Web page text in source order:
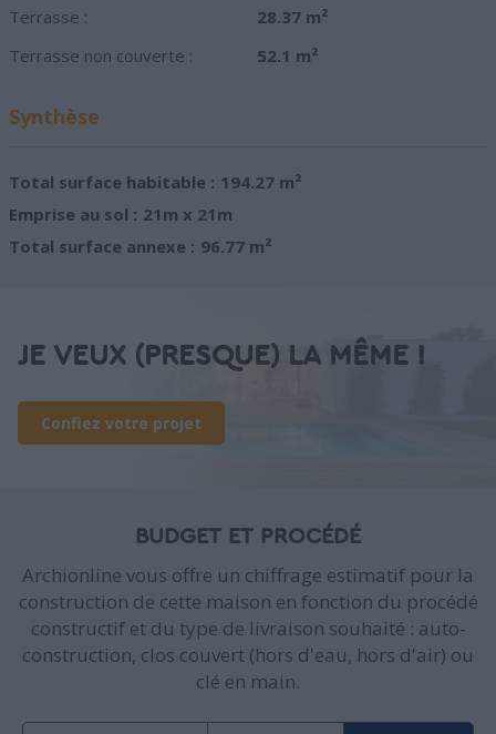
Terrasse :
28.37 m²
Terrasse non couverte :
52.1 m²
Synthèse
Total surface habitable : 194.27 m²
Emprise au sol : 21m x 21m
Total surface annexe : 96.77 m²
JE VEUX (PRESQUE) LA MÊME !
Confiez votre projet
BUDGET ET PROCÉDÉ
Archionline vous offre un chiffrage estimatif pour la
construction de cette maison en fonction du procédé
constructif et du type de livraison souhaité : auto-
construction, clos couvert (hors d'eau, hors d'air) ou
clé en main.